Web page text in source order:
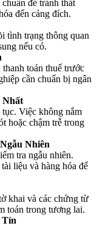
để tránh thất
đến cảng đích.
tình trạng thông quan
nếu có.
toán thuế trước
cần chuẩn bị ngân
Nhất
Việc không nắm
hoặc chậm trễ trong
Nhiên
tra ngẫu nhiên.
liệu và hàng hóa để
khai và các chứng từ
toán trong tương lai.
Tín